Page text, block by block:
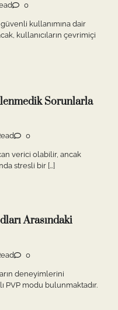
0
kullanımına dair
kullanıcıların çevrimiçi
Sorunlarla
0
verici olabilir, ancak
stresli bir […]
Arasındaki
0
deneyimlerini
modu bulunmaktadır.